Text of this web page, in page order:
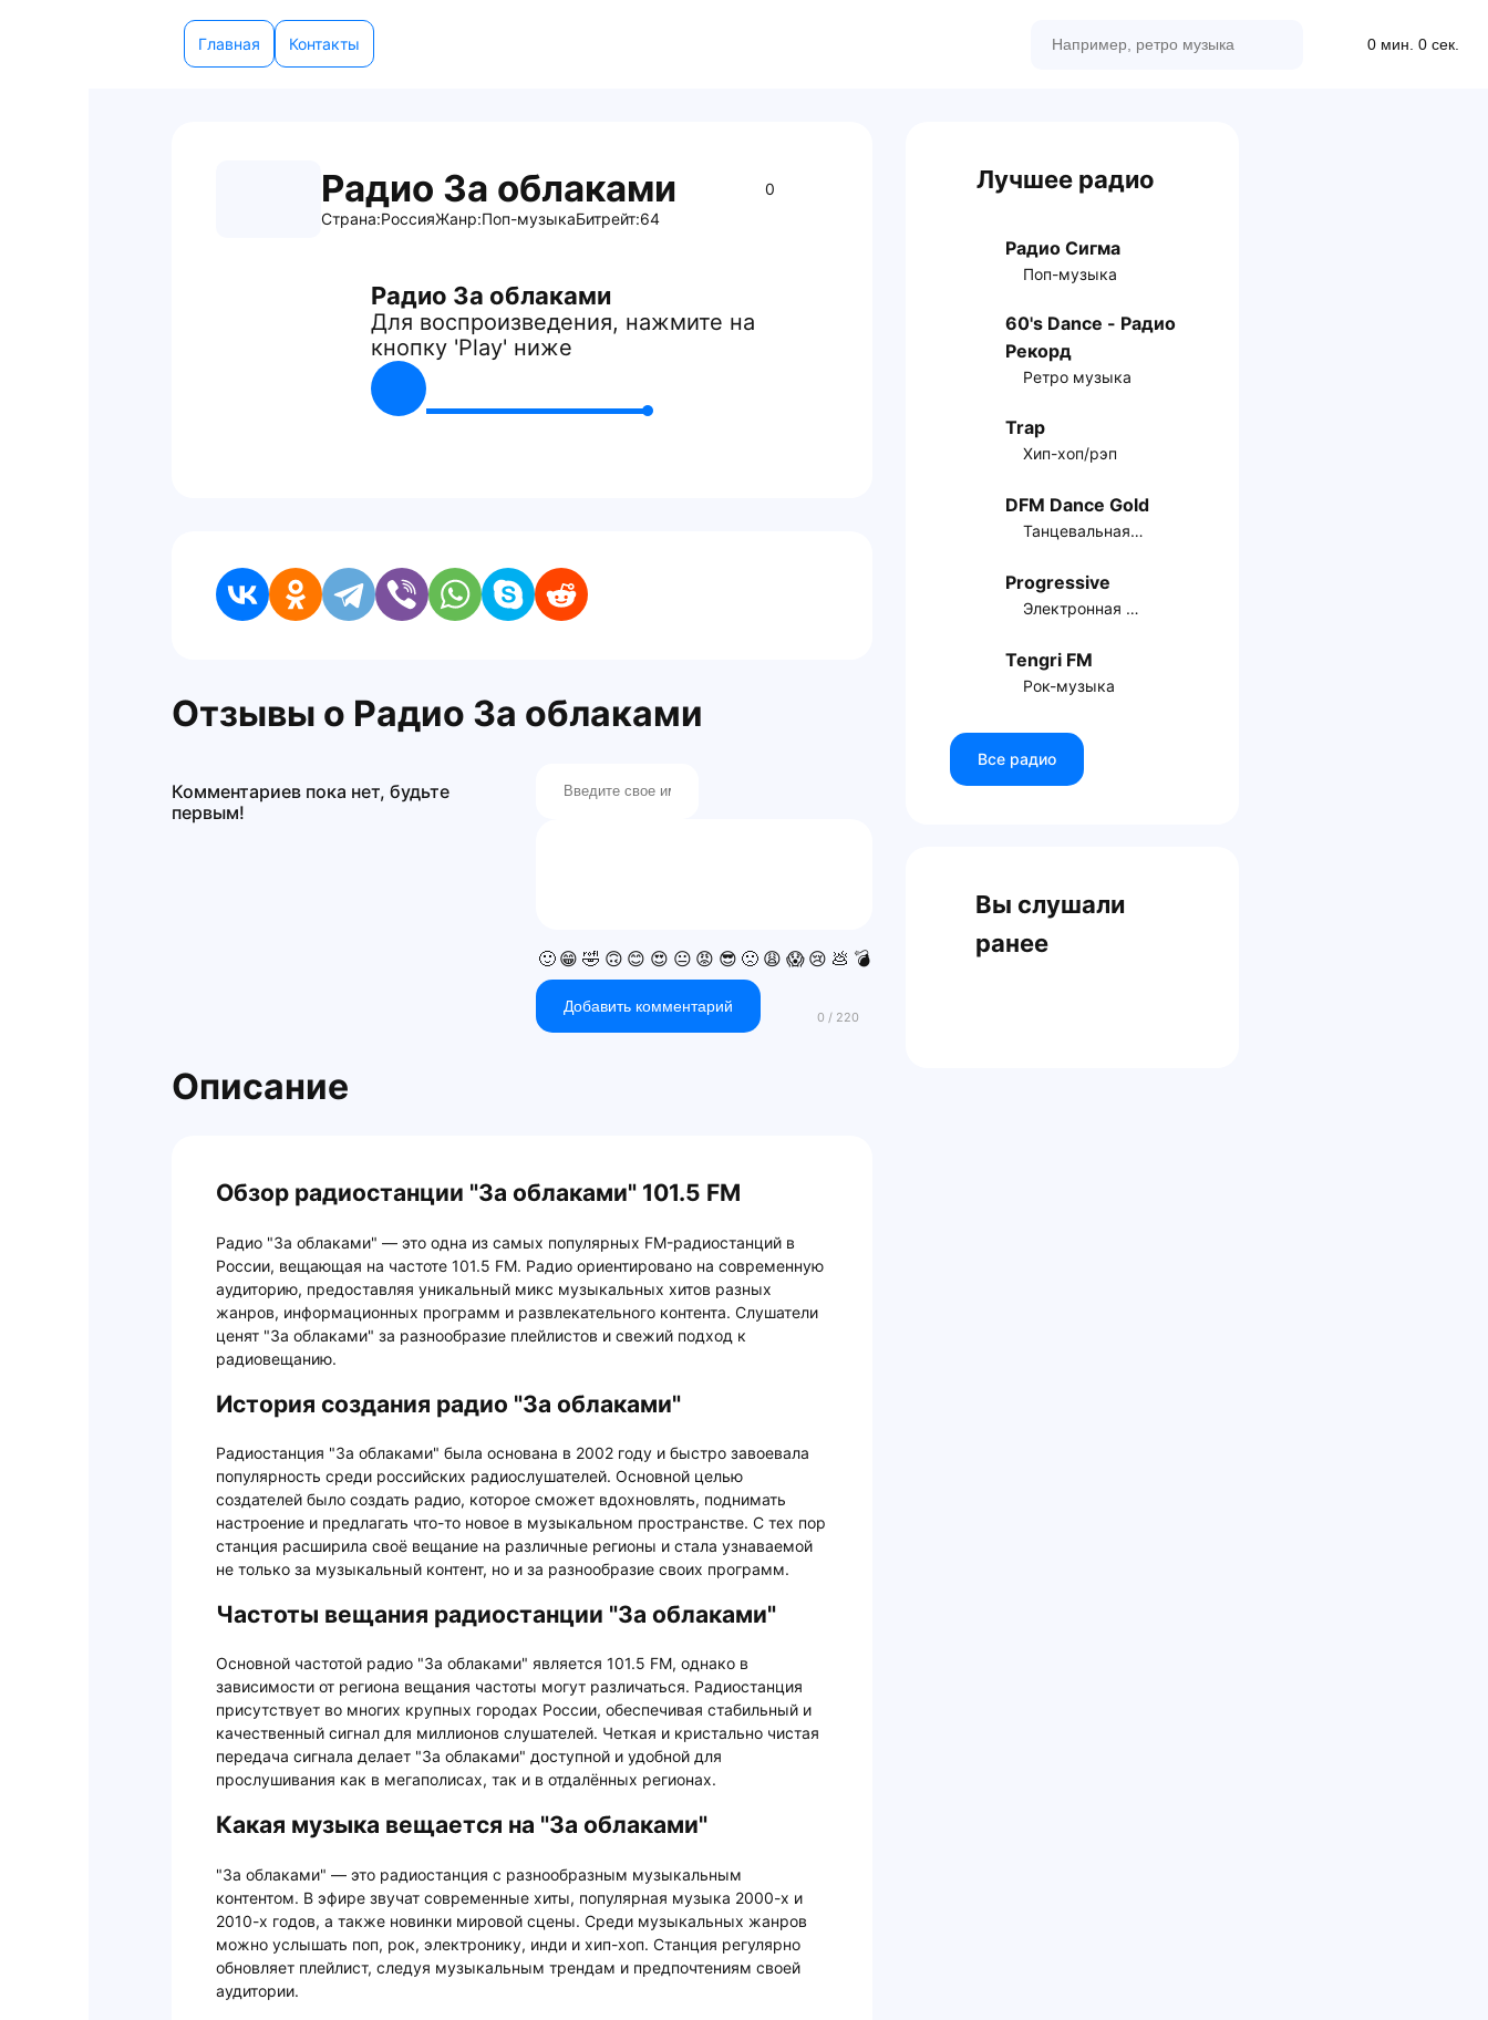
Главная Контакты 0 мин. 0 сек.
Радио За облаками
0
Страна:РоссияЖанр:Поп-музыкаБитрейт:64
Радио За облаками
Для воспроизведения, нажмите на
кнопку 'Play' ниже
Отзывы о Радио За облаками
🙂 😁 🤣 🙃 😊 😍 😐 😡 😎 🙁 😩 😱 😢 💩 💣
Добавить комментарий
Комментариев пока нет, будьте
первым!
Описание
Обзор радиостанции "За облаками" 101.5 FM
Радио "За облаками" — это одна из самых популярных FM-радиостанций в
России, вещающая на частоте 101.5 FM. Радио ориентировано на современную
аудиторию, предоставляя уникальный микс музыкальных хитов разных
жанров, информационных программ и развлекательного контента. Слушатели
ценят "За облаками" за разнообразие плейлистов и свежий подход к
радиовещанию.
История создания радио "За облаками"
Радиостанция "За облаками" была основана в 2002 году и быстро завоевала
популярность среди российских радиослушателей. Основной целью
создателей было создать радио, которое сможет вдохновлять, поднимать
настроение и предлагать что-то новое в музыкальном пространстве. С тех пор
станция расширила своё вещание на различные регионы и стала узнаваемой
не только за музыкальный контент, но и за разнообразие своих программ.
Частоты вещания радиостанции "За облаками"
Основной частотой радио "За облаками" является 101.5 FM, однако в
зависимости от региона вещания частоты могут различаться. Радиостанция
присутствует во многих крупных городах России, обеспечивая стабильный и
качественный сигнал для миллионов слушателей. Четкая и кристально чистая
передача сигнала делает "За облаками" доступной и удобной для
прослушивания как в мегаполисах, так и в отдалённых регионах.
Какая музыка вещается на "За облаками"
"За облаками" — это радиостанция с разнообразным музыкальным
контентом. В эфире звучат современные хиты, популярная музыка 2000-х и
2010-х годов, а также новинки мировой сцены. Среди музыкальных жанров
можно услышать поп, рок, электронику, инди и хип-хоп. Станция регулярно
обновляет плейлист, следуя музыкальным трендам и предпочтениям своей
аудитории.
Лучшее радио
Радио Сигма
Поп-музыка
60's Dance - Радио
Рекорд
Ретро музыка
Trap
Хип-хоп/рэп
DFM Dance Gold
Танцевальная музыка
Progressive
Электронная музыка
Tengri FM
Рок-музыка
Все радио
Вы слушали
ранее